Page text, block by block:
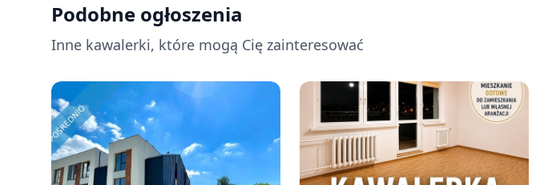
Podobne ogłoszenia
Inne kawalerki, które mogą Cię zainteresować